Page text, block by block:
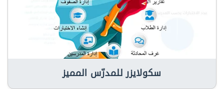
سكولايزر للمدرّس المميز